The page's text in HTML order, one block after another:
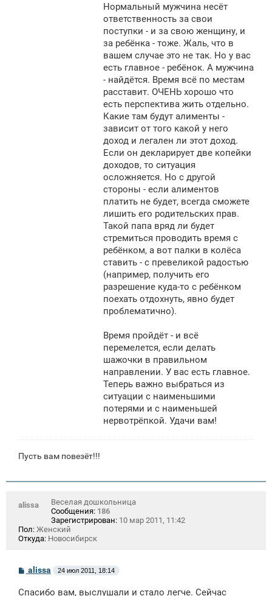
Нормальный мужчина несёт
ответственность за свои
поступки - и за свою женщину, и
за ребёнка - тоже. Жаль, что в
вашем случае это не так. Но у вас
есть главное - ребёнок. А мужчина
- найдётся. Время всё по местам
расставит. ОЧЕНЬ хорошо что
есть перспектива жить отдельно.
Какие там будут алименты -
зависит от того какой у него
доход и легален ли этот доход.
Если он декларирует две копейки
доходов, то ситуация
осложняется. Но с другой
стороны - если алиментов
платить не будет, всегда сможете
лишить его родительских прав.
Такой папа вряд ли будет
стремиться проводить время с
ребёнком, а вот палки в колёса
ставить - с превеликой радостью
(например, получить его
разрешение куда-то с ребёнком
поехать отдохнуть, явно будет
проблематично).
Время пройдёт - и всё
перемелется, если делать
шажочки в правильном
направлении. У вас есть главное.
Теперь важно выбраться из
ситуации с наименьшими
потерями и с наименьшей
нервотрёпкой. Удачи вам!
Пусть вам повезёт!!!
alissa
Веселая дошкольница
Сообщения: 186
Зарегистрирован: 10 мар 2011, 11:42
Пол: Женский
Откуда: Новосибирск
Сalissa 24 июл 2011, 18:14
Спасибо вам, выслушали и стало легче. Сейчас